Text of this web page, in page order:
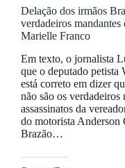
Delação dos irmãos
verdadeiros mandantes
Marielle Franco
Em texto, o jornalista
que o deputado petista
está correto em dizer
não são os verdadeiros
assassinatos da
do motorista Anderson
Brazão…